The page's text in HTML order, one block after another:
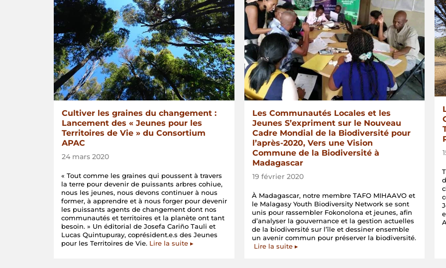
Cultiver les graines du changement :
Lancement des « Jeunes pour les
Territoires de Vie » du Consortium
APAC
24 mars 2020
« Tout comme les graines qui poussent à travers
la terre pour devenir de puissants arbres cohiue,
nous les jeunes, nous devons continuer à nous
former, à apprendre et à nous forger pour devenir
les puissants agents de changement dont nos
communautés et territoires et la planète ont tant
besoin. » Un éditorial de Josefa Cariño Tauli et
Lucas Quintupuray, coprésident.e.s des Jeunes
pour les Territoires de Vie. Lire la suite ▸
Les Communautés Locales et les
Jeunes S’expriment sur le Nouveau
Cadre Mondial de la Biodiversité pour
l’après-2020, Vers une Vision
Commune de la Biodiversité à
Madagascar
19 février 2020
À Madagascar, notre membre TAFO MIHAAVO et
le Malagasy Youth Biodiversity Network se sont
unis pour rassembler Fokonolona et jeunes, afin
d’analyser la gouvernance et la gestion actuelles
de la biodiversité sur l’île et dessiner ensemble
un avenir commun pour préserver la biodiversité.
Lire la suite ▸